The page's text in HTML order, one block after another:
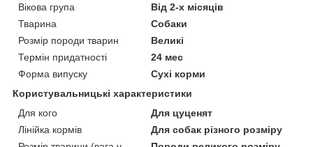
Вікова група
Від 2-х місяців
Тварина
Собаки
Розмір породи тварин
Великі
Термін придатності
24 мес
Форма випуску
Сухі корми
Користувальницькі характеристики
Для кого
Для цуценят
Лінійка кормів
Для собак різного розміру